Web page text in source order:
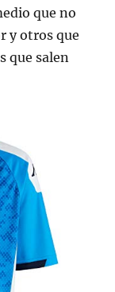
que no
y otros que
que salen